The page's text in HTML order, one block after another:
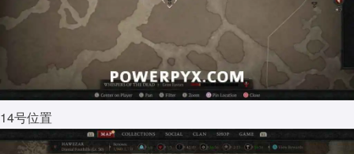
14号位置